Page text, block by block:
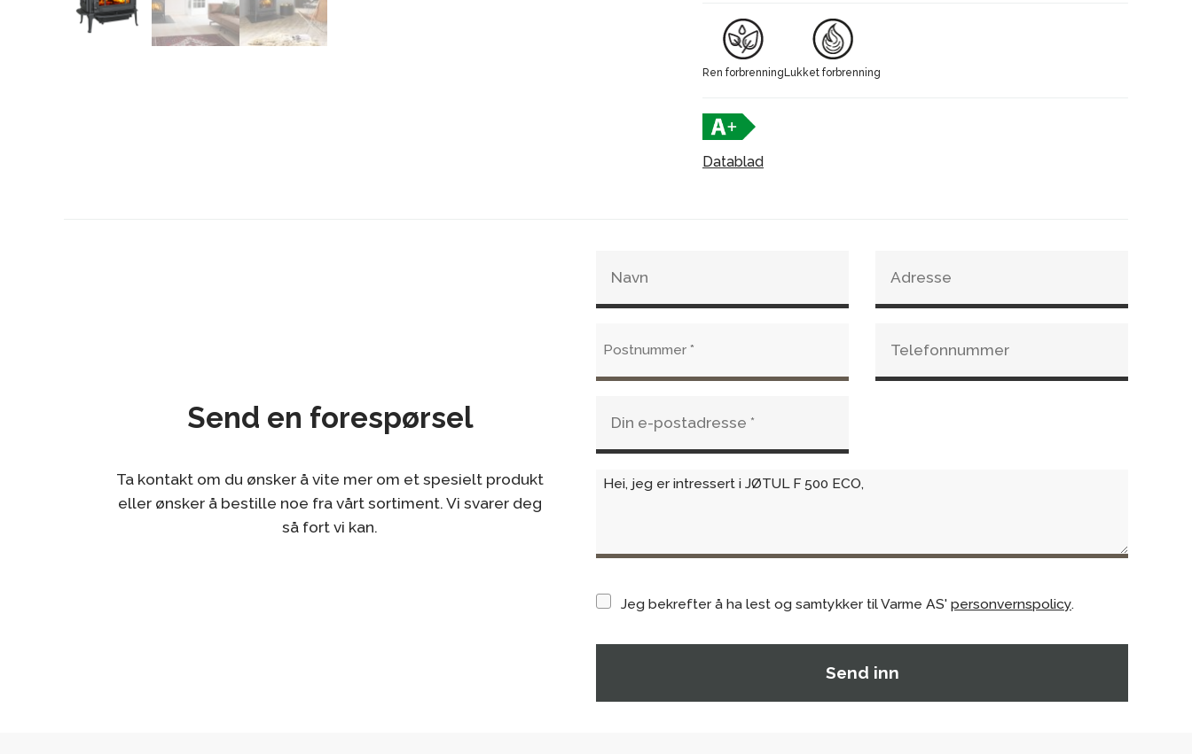
En luftventil gjør den enkel å bruke
Ren forbrenning Lukket forbrenning
Datablad
Send en forespørsel
Ta kontakt om du ønsker å vite mer om et spesielt produkt
eller ønsker å bestille noe fra vårt sortiment. Vi svarer deg
så fort vi kan.
Jeg bekrefter å ha lest og samtykker til Varme AS'personvernspolicy.